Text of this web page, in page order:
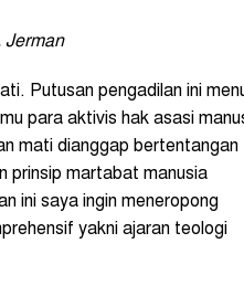
Jerman
Putusan pengadilan ini
para aktivis hak asasi
mati dianggap bertentangan
prinsip martabat manusia
ini saya ingin meneropong
yakni ajaran teologi